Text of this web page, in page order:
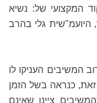
המקצועי של: נשיא
היועמ"שית גלי בהרב
המשיבים העניקו לו
זאת, כנראה בשל הזמן
ציינו שאינם